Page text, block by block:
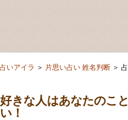
いアイラ ＞ 片思い占い 姓名判断 ＞
好きな人はあなたのこ
い！